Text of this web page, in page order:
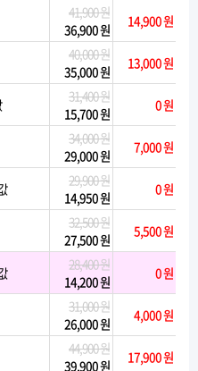
41,900 원
36,900 원
14,900 원
40,000 원
35,000 원
13,000 원
31,400 원
15,700 원
0 원
34,000 원
29,000 원
7,000 원
29,900 원
14,950 원
0 원
32,500 원
27,500 원
5,500 원
28,400 원
14,200 원
0 원
31,000 원
26,000 원
4,000 원
44,900 원
39,900 원
17,900 원